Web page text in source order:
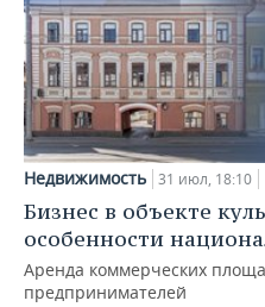
Недвижимость 31 июл, 18:10
Бизнес в объекте
особенности
Аренда коммерческих
предпринимателей